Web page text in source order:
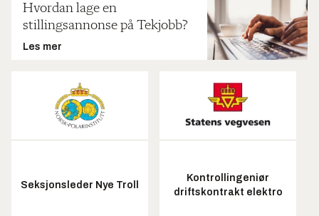
Hvordan lage en
stillingsannonse på Tekjobb?
Les mer
Seksjonsleder Nye Troll
Kontrollingeniør
driftskontrakt elektro